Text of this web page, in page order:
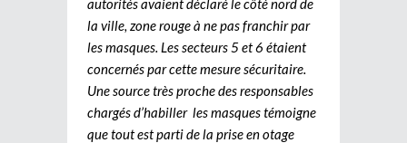
la ville, zone rouge à ne pas franchir par
les masques. Les secteurs 5 et 6 étaient
concernés par cette mesure sécuritaire.
Une source très proche des responsables
chargés d’habiller les masques témoigne
que tout est parti de la prise en otage